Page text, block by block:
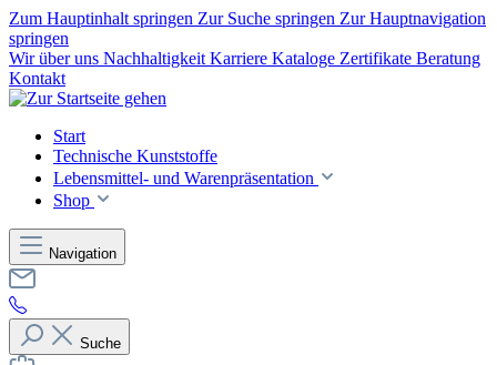
Zum Hauptinhalt springen Zur Suche springen Zur Hauptnavigation
springen
Wir über uns Nachhaltigkeit Karriere Kataloge Zertifikate Beratung
Kontakt
Start
Technische Kunststoffe
Lebensmittel- und Warenpräsentation
Shop
Navigation
Suche